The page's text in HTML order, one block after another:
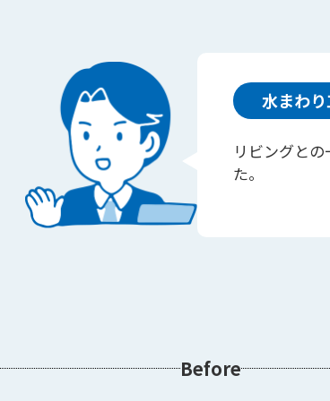
水まわ
リビングと
た。
Before